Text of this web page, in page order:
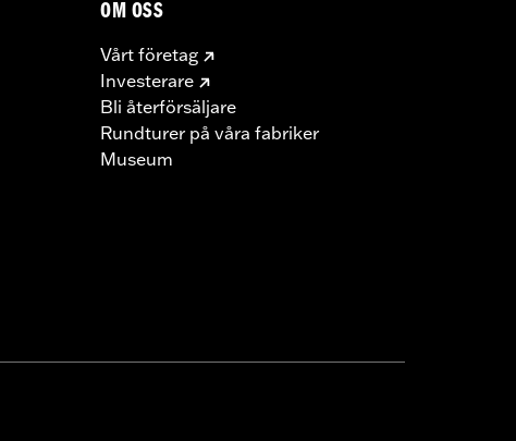
OM OSS
Vårt företag
Investerare
Bli återförsäljare
Rundturer på våra fabriker
Museum